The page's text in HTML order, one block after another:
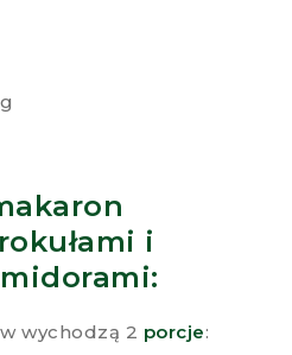
i
wychodzą 2 porcje: